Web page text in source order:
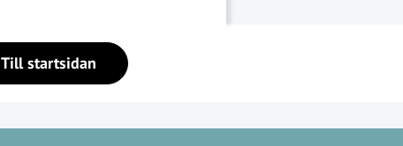
Till startsidan